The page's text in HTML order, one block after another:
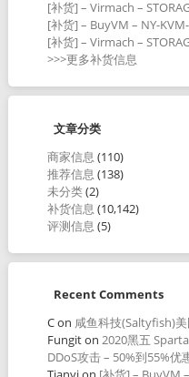
[补货] – Virmach –
[补货] – BuyVM – NY-
[补货] – Virmach –
>>>更多补货信息
文章分类
商家信息 (110)
推荐信息 (138)
未分类(2)
补货信息 (10,142)
评测信息 (5)
Recent Comments
Con 咸鱼科技(Saltyfish)
Fungiton 2020黑五
DDoS攻击 – 50%到55%优